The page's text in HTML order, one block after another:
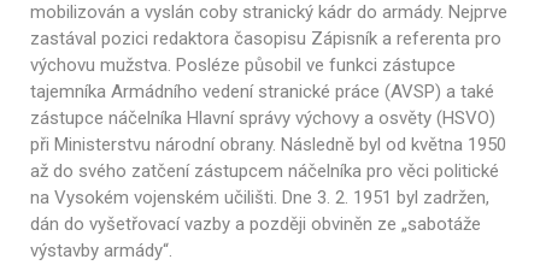
mobilizován a vyslán coby stranický kádr do armády. Nejprve
zastával pozici redaktora časopisu Zápisník a referenta pro
výchovu mužstva. Posléze působil ve funkci zástupce
tajemníka Armádního vedení stranické práce (AVSP) a také
zástupce náčelníka Hlavní správy výchovy a osvěty (HSVO)
při Ministerstvu národní obrany. Následně byl od května 1950
až do svého zatčení zástupcem náčelníka pro věci politické
na Vysokém vojenském učilišti. Dne 3. 2. 1951 byl zadržen,
dán do vyšetřovací vazby a později obviněn ze „sabotáže
výstavby armády“.